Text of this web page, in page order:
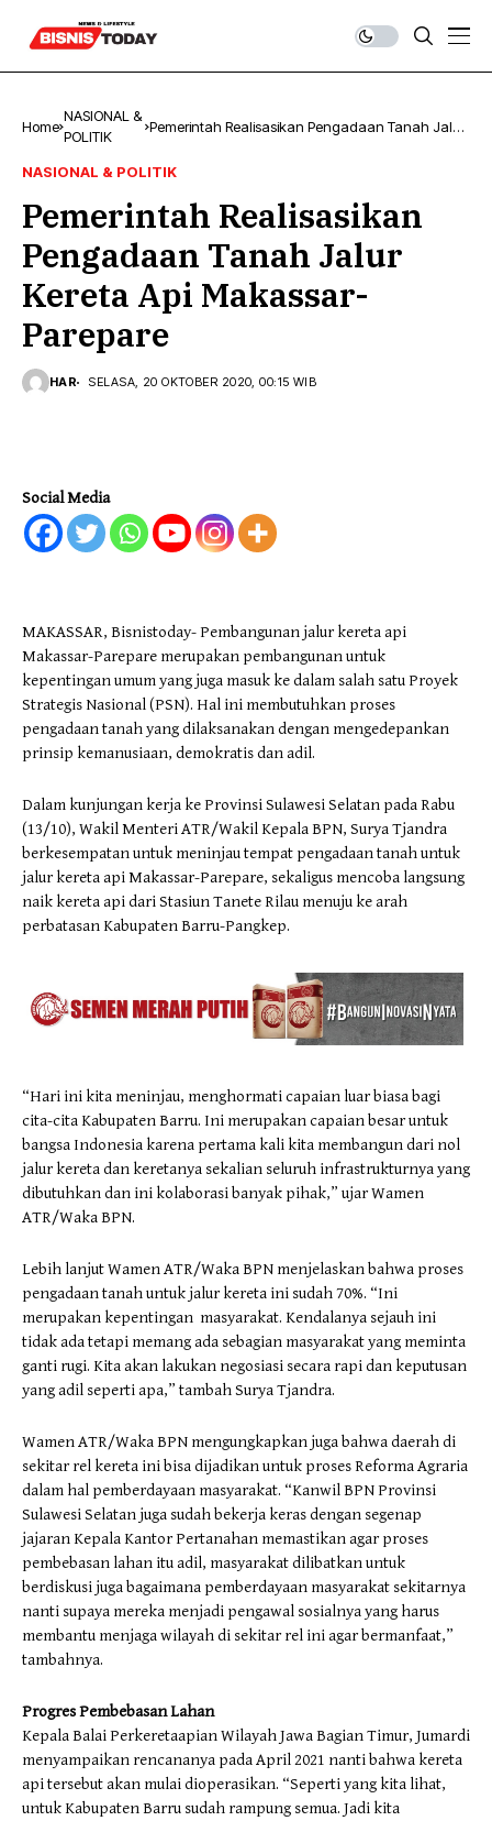
Home
NASIONAL &
POLITIK
Pemerintah Realisasikan Pengadaan Tanah Jalur
NASIONAL & POLITIK
Pemerintah Realisasikan
Pengadaan Tanah Jalur
Kereta Api Makassar-
Parepare
HAR SELASA, 20 OKTOBER 2020, 00:15 WIB
Social Media
MAKASSAR, Bisnistoday- Pembangunan jalur kereta api
Makassar-Parepare merupakan pembangunan untuk
kepentingan umum yang juga masuk ke dalam salah satu Proyek
Strategis Nasional (PSN). Hal ini membutuhkan proses
pengadaan tanah yang dilaksanakan dengan mengedepankan
prinsip kemanusiaan, demokratis dan adil.
Dalam kunjungan kerja ke Provinsi Sulawesi Selatan pada Rabu
(13/10), Wakil Menteri ATR/Wakil Kepala BPN, Surya Tjandra
berkesempatan untuk meninjau tempat pengadaan tanah untuk
jalur kereta api Makassar-Parepare, sekaligus mencoba langsung
naik kereta api dari Stasiun Tanete Rilau menuju ke arah
perbatasan Kabupaten Barru-Pangkep.
“Hari ini kita meninjau, menghormati capaian luar biasa bagi
cita-cita Kabupaten Barru. Ini merupakan capaian besar untuk
bangsa Indonesia karena pertama kali kita membangun dari nol
jalur kereta dan keretanya sekalian seluruh infrastrukturnya yang
dibutuhkan dan ini kolaborasi banyak pihak,” ujar Wamen
ATR/Waka BPN.
Lebih lanjut Wamen ATR/Waka BPN menjelaskan bahwa proses
pengadaan tanah untuk jalur kereta ini sudah 70%. “Ini
merupakan kepentingan masyarakat. Kendalanya sejauh ini
tidak ada tetapi memang ada sebagian masyarakat yang meminta
ganti rugi. Kita akan lakukan negosiasi secara rapi dan keputusan
yang adil seperti apa,” tambah Surya Tjandra.
Wamen ATR/Waka BPN mengungkapkan juga bahwa daerah di
sekitar rel kereta ini bisa dijadikan untuk proses Reforma Agraria
dalam hal pemberdayaan masyarakat. “Kanwil BPN Provinsi
Sulawesi Selatan juga sudah bekerja keras dengan segenap
jajaran Kepala Kantor Pertanahan memastikan agar proses
pembebasan lahan itu adil, masyarakat dilibatkan untuk
berdiskusi juga bagaimana pemberdayaan masyarakat sekitarnya
nanti supaya mereka menjadi pengawal sosialnya yang harus
membantu menjaga wilayah di sekitar rel ini agar bermanfaat,”
tambahnya.
Progres Pembebasan Lahan
Kepala Balai Perkeretaapian Wilayah Jawa Bagian Timur, Jumardi
menyampaikan rencananya pada April 2021 nanti bahwa kereta
api tersebut akan mulai dioperasikan. “Seperti yang kita lihat,
untuk Kabupaten Barru sudah rampung semua. Jadi kita